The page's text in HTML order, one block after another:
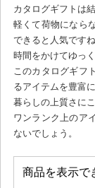
カタログギフトは
軽くて荷物になら
できると人気ですね
時間をかけてゆっ
このカタログギフ
るアイテムを豊富に
暮らしの上質さに
ワンランク上のア
ないでしょう。